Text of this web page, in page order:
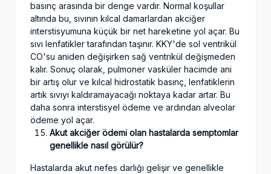
basınç arasında bir denge vardır. Normal koşullar
altında bu, sıvının kılcal damarlardan akciğer
interstisyumuna küçük bir net hareketine yol açar. Bu
sıvı lenfatikler tarafından taşınır. KKY'de sol ventrikül
CO'su aniden değişirken sağ ventrikül değişmeden
kalır. Sonuç olarak, pulmoner vasküler hacimde ani
bir artış olur ve kılcal hidrostatik basınç, lenfatiklerin
artık sıvıyı kaldıramayacağı noktaya kadar artar. Bu
daha sonra interstisyel ödeme ve ardından alveolar
ödeme yol açar.
Akut akciğer ödemi olan hastalarda semptomlar
genellikle nasıl görülür?
Hastalarda akut nefes darlığı gelişir ve genellikle